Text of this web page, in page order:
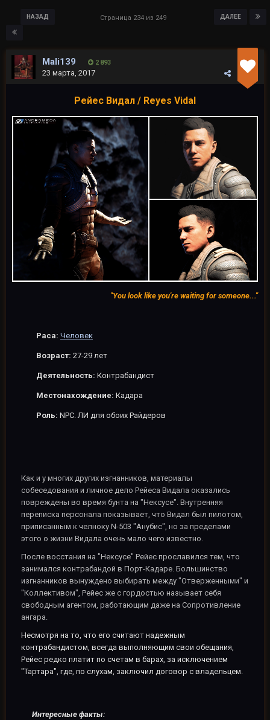
НАЗАД ДАЛЕЕ
Страница 234 из 249
Mali139 2 893
23 марта, 2017
Рейес Видал / Reyes Vidal
"You look like you're waiting for someone..."
Раса: Человек
Возраст: 27-29 лет
Деятельность: Контрабандист
Местонахождение: Кадара
Роль: NPC. ЛИ для обоих Райдеров
Как и у многих других изгнанников, материалы
собеседования и личное дело Рейеса Видала оказались
повреждены во время бунта на "Нексусе". Внутренняя
переписка персонала показывает, что Видал был пилотом,
приписанным к челноку N-503 "Анубис", но за пределами
этого о жизни Видала очень мало чего известно.
После восстания на "Нексусе" Рейес прославился тем, что
занимался контрабандой в Порт-Кадаре. Большинство
изгнанников вынуждено выбирать между "Отверженными" и
"Коллективом", Рейес же с гордостью называет себя
свободным агентом, работающим даже на Сопротивление
ангара.
Несмотря на то, что его считают надежным
контрабандистом, всегда выполняющим свои обещания,
Рейес редко платит по счетам в барах, за исключением
"Тартара", где, по слухам, заключил договор с владельцем.
Интересные факты: